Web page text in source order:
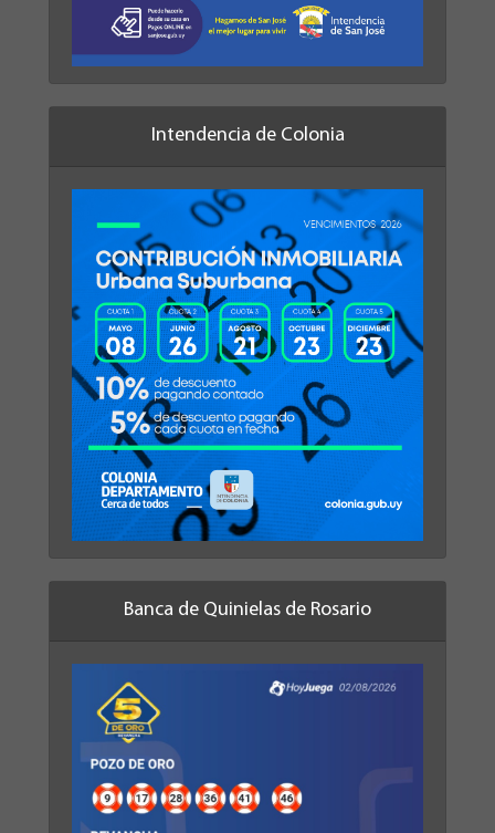
Intendencia de Colonia
Banca de Quinielas de Rosario